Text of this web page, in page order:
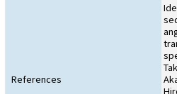
References